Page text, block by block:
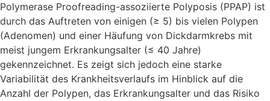
Polymerase Proofreading-assoziierte Polyposis (PPAP) ist
durch das Auftreten von einigen (≥ 5) bis vielen Polypen
(Adenomen) und einer Häufung von Dickdarmkrebs mit
meist jungem Erkrankungsalter (≤ 40 Jahre)
gekennzeichnet. Es zeigt sich jedoch eine starke
Variabilität des Krankheitsverlaufs im Hinblick auf die
Anzahl der Polypen, das Erkrankungsalter und das Risiko